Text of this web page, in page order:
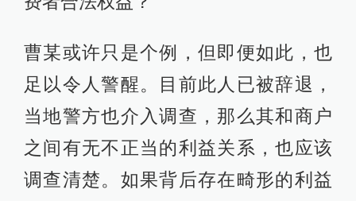
曹某或许只是个例，但即便如此，也
足以令人警醒。目前此人已被辞退，
当地警方也介入调查，那么其和商户
之间有无不正当的利益关系，也应该
调查清楚。如果背后存在畸形的利益